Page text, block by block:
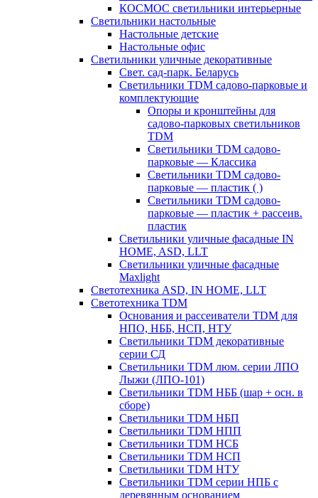
КОСМОС светильники интерьерные
Светильники настольные
Настольные детские
Настольные офис
Светильники уличные декоративные
Свет. сад-парк. Беларусь
Светильники TDM садово-парковые и
комплектующие
Опоры и кронштейны для
садово-парковых светильников
TDM
Светильники TDM садово-
парковые — Классика
Светильники TDM садово-
парковые — пластик ( )
Светильники TDM садово-
парковые — пластик + рассеив.
пластик
Светильники уличные фасадные IN
HOME, ASD, LLT
Светильники уличные фасадные
Maxlight
Светотехника ASD, IN HOME, LLT
Светотехника TDM
Основания и рассеиватели TDM для
НПО, НББ, НСП, НТУ
Светильники TDM декоративные
серии СД
Светильники TDM люм. серии ЛПО
Лыжи (ЛПО-101)
Светильники TDM НББ (шар + осн. в
сборе)
Светильники TDM НБП
Светильники TDM НПП
Светильники TDM НСБ
Светильники TDM НСП
Светильники TDM НТУ
Светильники TDM серии НПБ с
деревянным основанием